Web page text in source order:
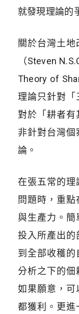
就發現理論的
關於台灣土
（Steven
Theory of
理論只針對「
對於「耕者有
非針對台灣個
論。
在張五常的理
問題時，重
與生產力。簡
投入所產出的
到全部收穫
分析之下的佃
如果願意，可
都獲利。更進